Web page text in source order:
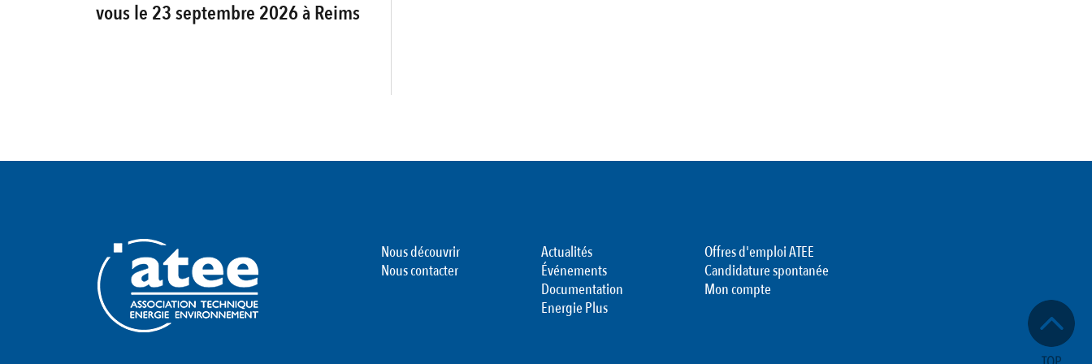
vous le 23 septembre 2026 à Reims
Nous découvrir
Nous contacter
Actualités
Événements
Documentation
Energie Plus
Offres d'emploi ATEE
Candidature spontanée
Mon compte